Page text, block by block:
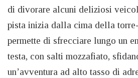
di divorare alcuni deliziosi
pista inizia dalla cima della
permette di sfrecciare lungo un
testa, con salti mozzafiato,
un’avventura ad alto tasso di